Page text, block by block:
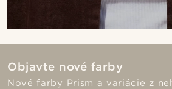
Objavte nové farby
Nové farby Prism a variácie z